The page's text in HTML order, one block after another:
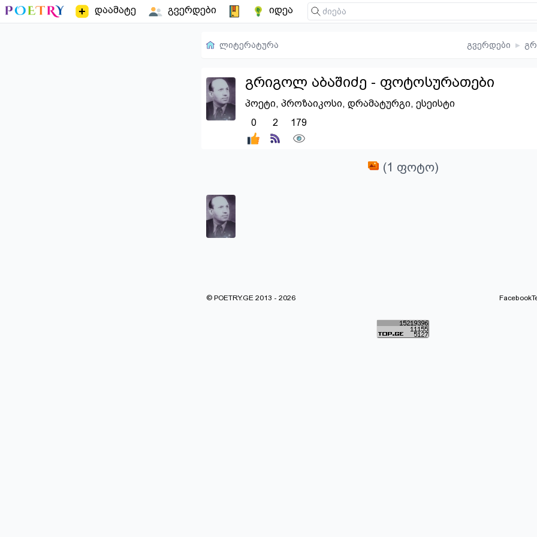
დაამატე გვერდები იდეა
ლიტერატურა გვერდები ▸
გრიგოლ აბაშიძე - ფოტოსურათები
პოეტი, პროზაიკოსი, დრამატურგი, ესეისტი
0
2 179
(1 ფოტო)
© POETRY.GE 2013 - 2026 Facebook